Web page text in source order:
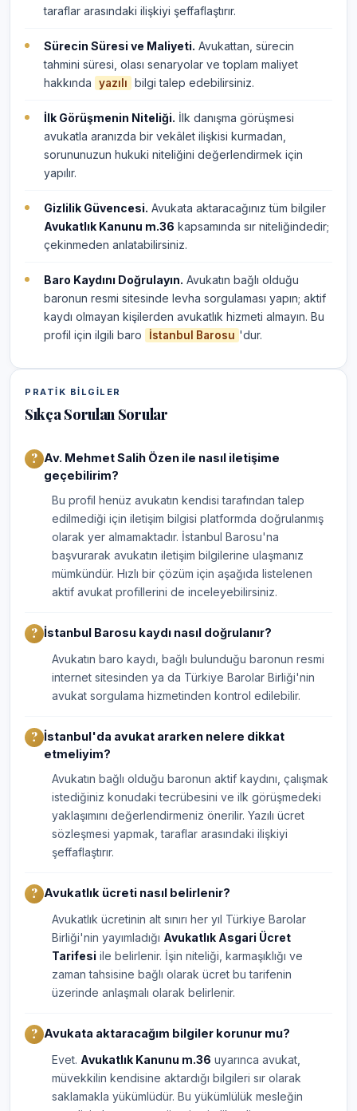
taraflar arasındaki ilişkiyi şeffaflaştırır.
Sürecin Süresi ve Maliyeti. Avukattan, sürecin
tahmini süresi, olası senaryolar ve toplam maliyet
hakkında
yazılı bilgi talep edebilirsiniz.
İlk Görüşmenin Niteliği. İlk danışma görüşmesi
avukatla aranızda bir vekâlet ilişkisi kurmadan,
sorununuzun hukuki niteliğini değerlendirmek için
yapılır.
Gizlilik Güvencesi. Avukata aktaracağınız tüm bilgiler
Avukatlık Kanunu m.36 kapsamında sır niteliğindedir;
çekinmeden anlatabilirsiniz.
Baro Kaydını Doğrulayın. Avukatın bağlı olduğu
baronun resmi sitesinde levha sorgulaması yapın; aktif
kaydı olmayan kişilerden avukatlık hizmeti almayın. Bu
profil için ilgili baro
İstanbul Barosu 'dur.
PRATIK BILGILER
Sıkça Sorulan Sorular
Av. Mehmet Salih Özen ile nasıl iletişime
geçebilirim?
Bu profil henüz avukatın kendisi tarafından talep
edilmediği için iletişim bilgisi platformda doğrulanmış
olarak yer almamaktadır. İstanbul Barosu'na
başvurarak avukatın iletişim bilgilerine ulaşmanız
mümkündür. Hızlı bir çözüm için aşağıda listelenen
aktif avukat profillerini de inceleyebilirsiniz.
İstanbul Barosu kaydı nasıl doğrulanır?
Avukatın baro kaydı, bağlı bulunduğu baronun resmi
internet sitesinden ya da Türkiye Barolar Birliği'nin
avukat sorgulama hizmetinden kontrol edilebilir.
İstanbul'da avukat ararken nelere dikkat
etmeliyim?
Avukatın bağlı olduğu baronun aktif kaydını, çalışmak
istediğiniz konudaki tecrübesini ve ilk görüşmedeki
yaklaşımını değerlendirmeniz önerilir. Yazılı ücret
sözleşmesi yapmak, taraflar arasındaki ilişkiyi
şeffaflaştırır.
Avukatlık ücreti nasıl belirlenir?
Avukatlık ücretinin alt sınırı her yıl Türkiye Barolar
Birliği'nin yayımladığı Avukatlık Asgari Ücret
Tarifesi ile belirlenir. İşin niteliği, karmaşıklığı ve
zaman tahsisine bağlı olarak ücret bu tarifenin
üzerinde anlaşmalı olarak belirlenir.
Avukata aktaracağım bilgiler korunur mu?
Evet. Avukatlık Kanunu m.36 uyarınca avukat,
müvekkilin kendisine aktardığı bilgileri sır olarak
saklamakla yükümlüdür. Bu yükümlülük mesleğin